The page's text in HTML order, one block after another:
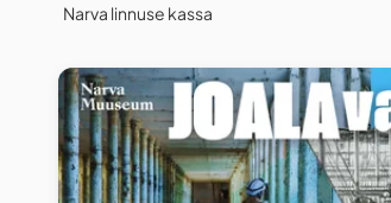
Narva linnuse kassa